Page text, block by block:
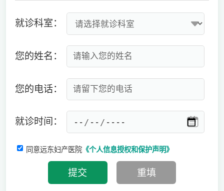
就诊科室：
您的姓名：
您的电话：
就诊时间：
同意远东妇产医院《个人信息授权和保护声明》